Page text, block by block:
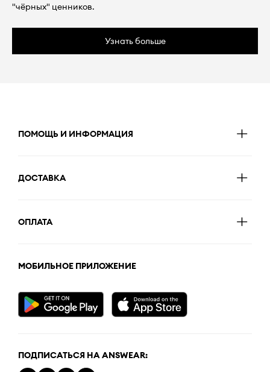
"чёрных" ценников.
Узнать больше
ПОМОЩЬ И ИНФОРМАЦИЯ
ДОСТАВКА
ОПЛАТА
МОБИЛЬНОЕ ПРИЛОЖЕНИЕ
ПОДПИСАТЬСЯ НА ANSWEAR: